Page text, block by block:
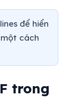
để hiển
cách
trong